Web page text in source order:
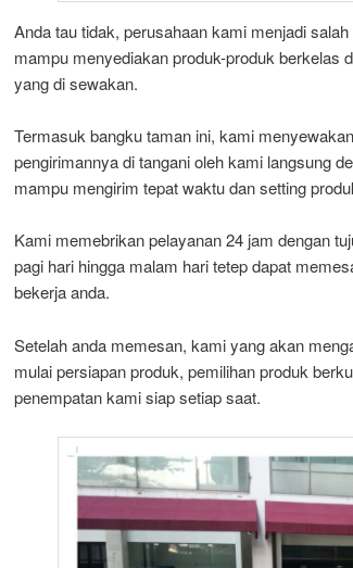
Anda tau tidak, perusahaan kami menjadi
mampu menyediakan produk-produk berkelas
yang di sewakan.
Termasuk bangku taman ini, kami
pengirimannya di tangani oleh kami langsung
mampu mengirim tepat waktu dan setting
Kami memebrikan pelayanan 24 jam dengan
pagi hari hingga malam hari tetep dapat
bekerja anda.
Setelah anda memesan, kami yang akan
mulai persiapan produk, pemilihan produk
penempatan kami siap setiap saat.